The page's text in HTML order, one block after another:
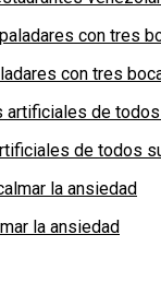
con tres
de todos
la ansiedad